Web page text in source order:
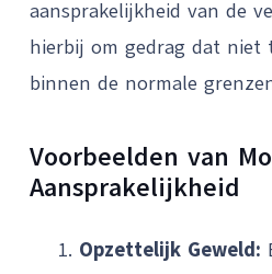
aansprakelijkheid van de
hierbij om gedrag dat niet
binnen de normale
Voorbeelden van
Aansprakelijkheid
Opzettelijk Geweld: